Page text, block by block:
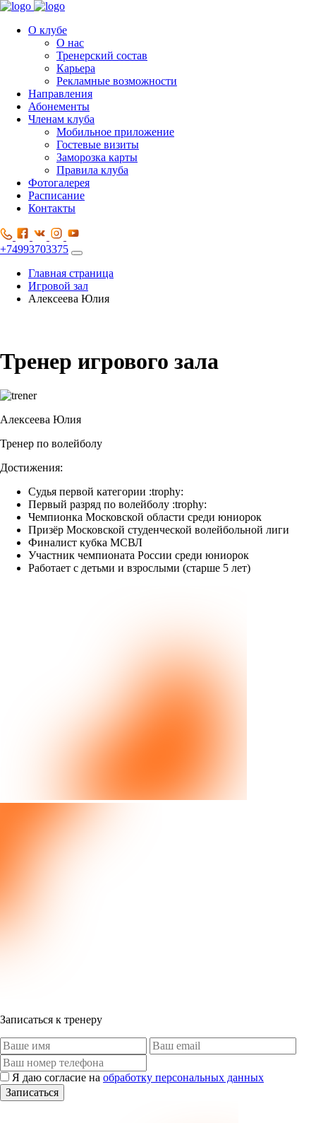
О клубе
О нас
Тренерский состав
Карьера
Рекламные возможности
Направления
Абонементы
Членам клуба
Мобильное приложение
Гостевые визиты
Заморозка карты
Правила клуба
Фотогалерея
Расписание
Контакты
+74993703375
Главная страница
Игровой зал
Алексеева Юлия
Тренер игрового зала
Алексеева Юлия
Тренер по волейболу
Достижения:
Судья первой категории :trophy:
Первый разряд по волейболу :trophy:
Чемпионка Московской области среди юниорок
Призёр Московской студенческой волейбольной лиги
Финалист кубка МСВЛ
Участник чемпионата России среди юниорок
Работает с детьми и взрослыми (старше 5 лет)
Записаться к тренеру
Я даю согласие на обработку персональных данных
Записаться